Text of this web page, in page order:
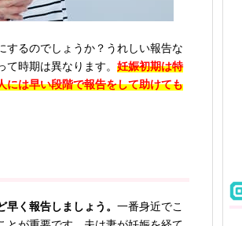
するのでしょうか？うれしい報告な
時期は異なります。 妊娠初期は特
には早い段階で報告をして助けても
く報告しましょう。 一番身近でこ